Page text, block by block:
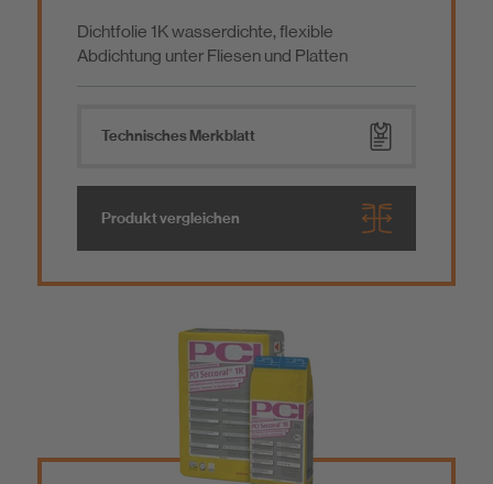
Dichtfolie 1K wasserdichte, flexible
Abdichtung unter Fliesen und Platten
Technisches Merkblatt
Produkt vergleichen